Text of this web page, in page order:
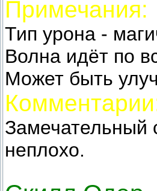
Примечания:
Тип урона -
Волна идёт по
Может быть
Замечательный
неплохо.